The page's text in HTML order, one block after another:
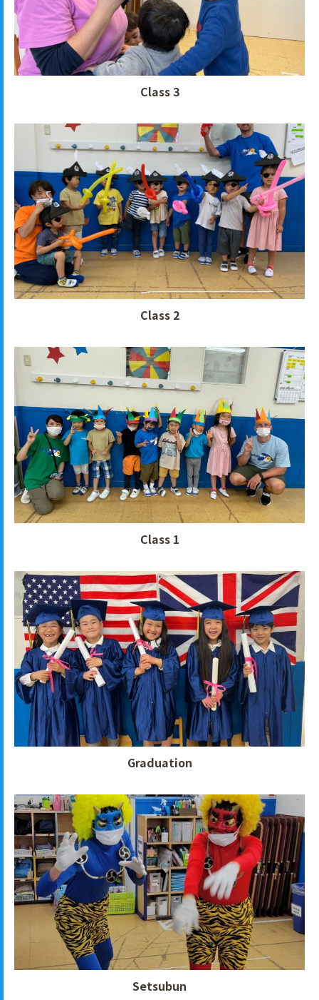
Class 3
Class 2
Class 1
Graduation
Setsubun